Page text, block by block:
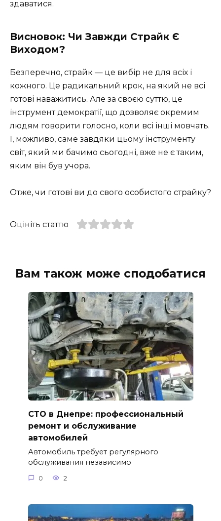
здаватися.
Висновок: Чи Завжди Страйк Є
Виходом?
Безперечно, страйк — це вибір не для всіх і
кожного. Це радикальний крок, на який не всі
готові наважитись. Але за своєю суттю, це
інструмент демократії, що дозволяє окремим
людям говорити голосно, коли всі інші мовчать.
І, можливо, саме завдяки цьому інструменту
світ, який ми бачимо сьогодні, вже не є таким,
яким він був учора.
Отже, чи готові ви до свого особистого страйку?
Оцініть статтю
Вам також може сподобатися
СТО в Днепре: профессиональный
ремонт и обслуживание
автомобилей
Автомобиль требует регулярного
обслуживания независимо
0 2